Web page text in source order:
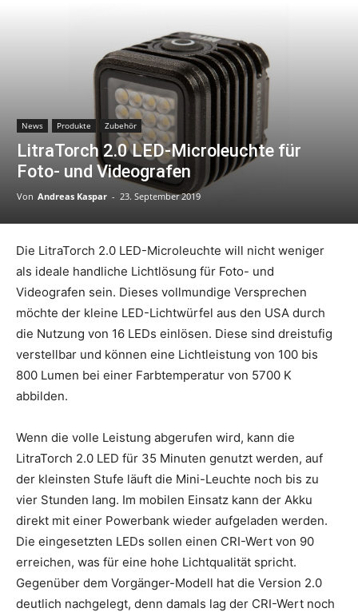
News Produkte Zubehör
LitraTorch 2.0 LED-Microleuchte für
Foto- und Videografen
Von Andreas Kaspar - 23. September 2019
Die LitraTorch 2.0 LED-Microleuchte will nicht weniger
als ideale handliche Lichtlösung für Foto- und
Videografen sein. Dieses vollmundige Versprechen
möchte der kleine LED-Lichtwürfel aus den USA durch
die Nutzung von 16 LEDs einlösen. Diese sind dreistufig
verstellbar und können eine Lichtleistung von 100 bis
800 Lumen bei einer Farbtemperatur von 5700 K
abbilden.
Wenn die volle Leistung abgerufen wird, kann die
LitraTorch 2.0 LED für 35 Minuten genutzt werden, auf
der kleinsten Stufe läuft die Mini-Leuchte noch bis zu
vier Stunden lang. Im mobilen Einsatz kann der Akku
direkt mit einer Powerbank wieder aufgeladen werden.
Die eingesetzten LEDs sollen einen CRI-Wert von 90
erreichen, was für eine hohe Lichtqualität spricht.
Gegenüber dem Vorgänger-Modell hat die Version 2.0
deutlich nachgelegt, denn damals lag der CRI-Wert noch